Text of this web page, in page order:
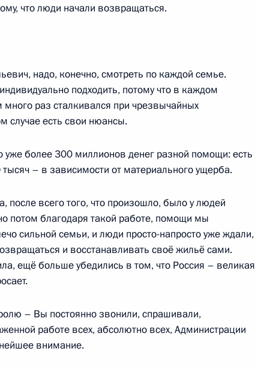
изменения, регулирующие
требований
в новых регионах РФ
совещания с членами
медицинской помощи на новых
1 января 2025 года
что люди начали возвращаться.
надо, конечно, смотреть по каждой семье.
подходить, потому что в каждом
раз сталкивался при чрезвычайных
случае есть свои нюансы.
более 300 миллионов денег разной помощи: есть
– в зависимости от материального ущерба.
после всего того, что произошло, было у людей
потом благодаря такой работе, помощи мы
сильной семьи, и люди просто-напросто уже ждали,
и восстанавливать своё жильё сами.
ещё больше убедились в том, что Россия – великая
– Вы постоянно звонили, спрашивали,
работе всех, абсолютно всех, Администрации
внимание.